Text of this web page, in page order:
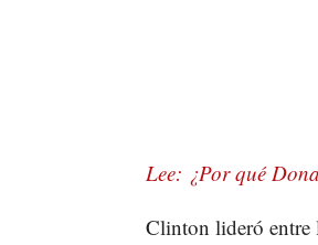
Lee: ¿Por qué
Clinton lideró entre